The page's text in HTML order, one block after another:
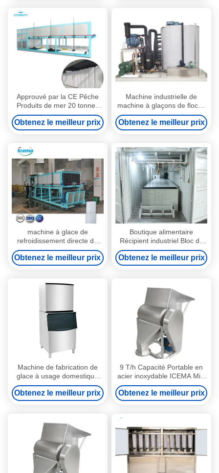
Approuvé par la CE Pêche
Produits de mer 20 tonnes
Froid automatique à bloc de
glace à refroidissement direct
Obtenez le meilleur prix
Machine industrielle de
machine à glaçons de flocon
d'eau douce 5 tonnes de
refroidissement direct
Obtenez le meilleur prix
machine à glace de
refroidissement directe du
bloc 25T
Obtenez le meilleur prix
Boutique alimentaire
Récipient industriel Bloc de
glace Fabricant de glace
Poids 25 kg 50 kg 100 kg
Consommation
Obtenez le meilleur prix
Machine de fabrication de
glace à usage domestique
Machine de fabrication de
glace Cube de glace
Machine de fabrication de
Obtenez le meilleur prix
9 T/h Capacité Portable en
acier inoxydable ICEMA Mini
machine à glaçons pour la
conservation fraîche
Obtenez le meilleur prix